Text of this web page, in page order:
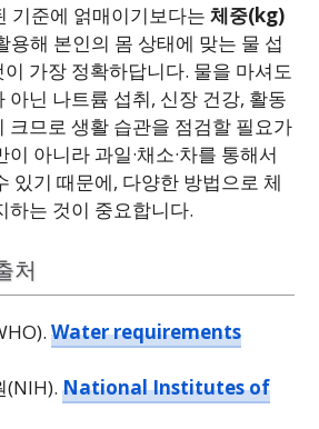
기준에 얽매이기보다는 체중(kg)
용해 본인의 몸 상태에 맞는 물 섭
가장 정확하답니다. 물을 마셔도
아닌 나트륨 섭취, 신장 건강, 활동
크므로 생활 습관을 점검할 필요가
아니라 과일·채소·차를 통해서
있기 때문에, 다양한 방법으로 체
하는 것이 중요합니다.
처
Water requirements
(NIH). National Institutes of